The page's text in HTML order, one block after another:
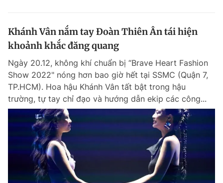
Khánh Vân nắm tay Đoàn Thiên Ân tái hiện
khoảnh khắc đăng quang
Ngày 20.12, không khí chuẩn bị “Brave Heart Fashion
Show 2022" nóng hơn bao giờ hết tại SSMC (Quận 7,
TP.HCM). Hoa hậu Khánh Vân tất bật trong hậu
trường, tự tay chỉ đạo và hướng dẫn ekip các công...